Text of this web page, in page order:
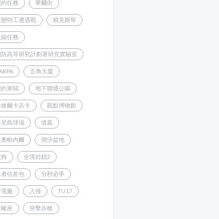
任務 華爾街
特工遭遇戰 賴克斯幫
任務
高等研究計劃署研究實驗室
五角大廈
軍閥 地下聯通公園
爾卡吉卡 觀點博物館
島球場 墳墓
帕內爾 潮汐盆地
全境封鎖2
信差包 分秒必爭
廠 入侵 TU17
座 突擊步槍